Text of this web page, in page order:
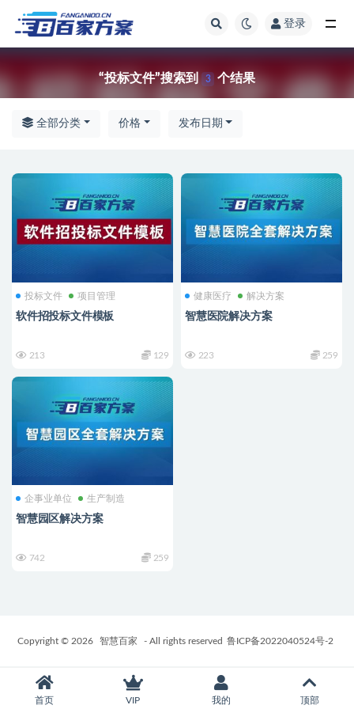
登录
“投标文件”搜索到 3 个结果
全部分类 价格 发布日期
投标文件 项目管理
软件招投标文件模板
213 129
健康医疗 解决方案
智慧医院解决方案
223 259
企事业单位 生产制造
智慧园区解决方案
742 259
Copyright © 2026 智慧百家 - All rights reserved 鲁ICP备2022040524号-2
首页 VIP 我的 顶部